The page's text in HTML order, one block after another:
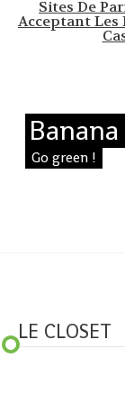
Sites De
Acceptant Les
Go green !
LE CLOSET